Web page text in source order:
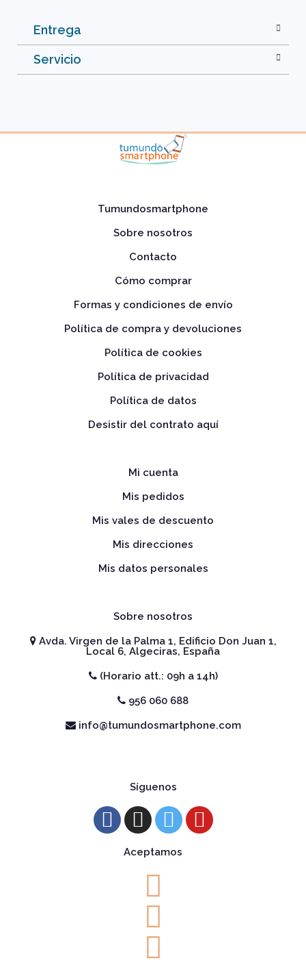
Entrega
Servicio
Tumundosmartphone
Sobre nosotros
Contacto
Cómo comprar
Formas y condiciones de envío
Política de compra y devoluciones
Política de cookies
Política de privacidad
Política de datos
Desistir del contrato aquí
Mi cuenta
Mis pedidos
Mis vales de descuento
Mis direcciones
Mis datos personales
Sobre nosotros
Avda. Virgen de la Palma 1, Edificio Don Juan 1,
Local 6, Algeciras, España
(Horario att.: 09h a 14h)
956 060 688
info@tumundosmartphone.com
Síguenos
Aceptamos